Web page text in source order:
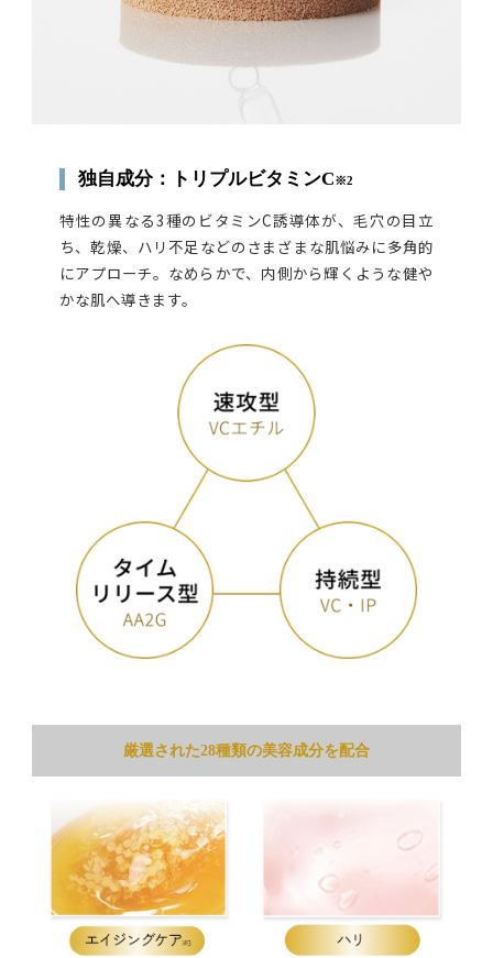
独自成分：トリプルビタミンC※2
特性の異なる3種のビタミンC誘導体が、毛穴の目立
ち、乾燥、ハリ不足などのさまざまな肌悩みに多角的
にアプローチ。なめらかで、内側から輝くような健や
かな肌へ導きます。
厳選された28種類の美容成分を配合